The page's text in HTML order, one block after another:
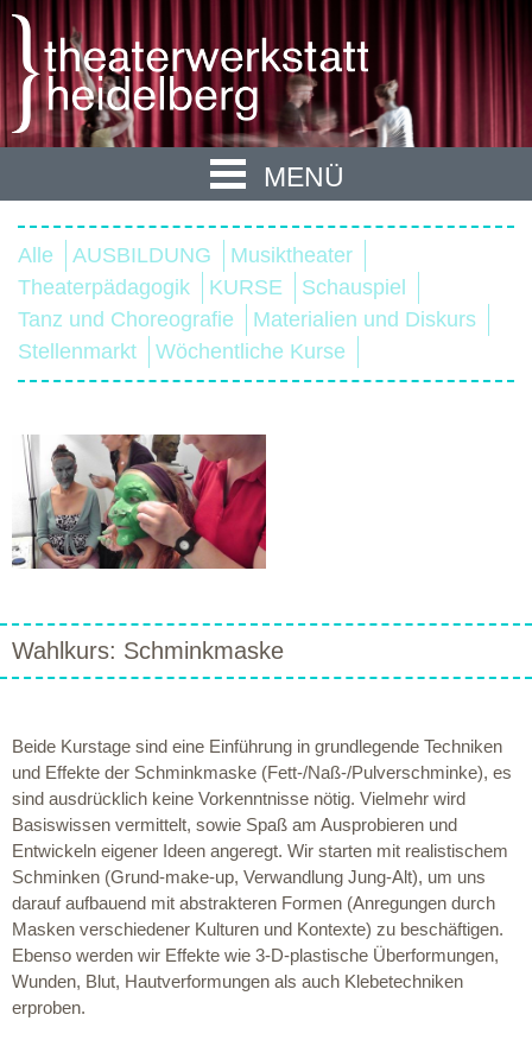
MENÜ
Alle AUSBILDUNG
Musiktheater
Theaterpädagogik
KURSE
Schauspiel
Tanz und Choreografie
Materialien und Diskurs
Stellenmarkt
Wöchentliche Kurse
Wahlkurs: Schminkmaske
Beide Kurstage sind eine Einführung in grundlegende Techniken
und Effekte der Schminkmaske (Fett-/Naß-/Pulverschminke), es
sind ausdrücklich keine Vorkenntnisse nötig. Vielmehr wird
Basiswissen vermittelt, sowie Spaß am Ausprobieren und
Entwickeln eigener Ideen angeregt. Wir starten mit realistischem
Schminken (Grund-make-up, Verwandlung Jung-Alt), um uns
darauf aufbauend mit abstrakteren Formen (Anregungen durch
Masken verschiedener Kulturen und Kontexte) zu beschäftigen.
Ebenso werden wir Effekte wie 3-D-plastische Überformungen,
Wunden, Blut, Hautverformungen als auch Klebetechniken
erproben.